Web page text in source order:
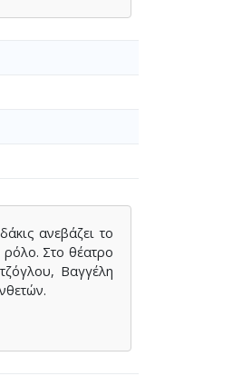
ανεβάζει το
Στο θέατρο
Βαγγέλη